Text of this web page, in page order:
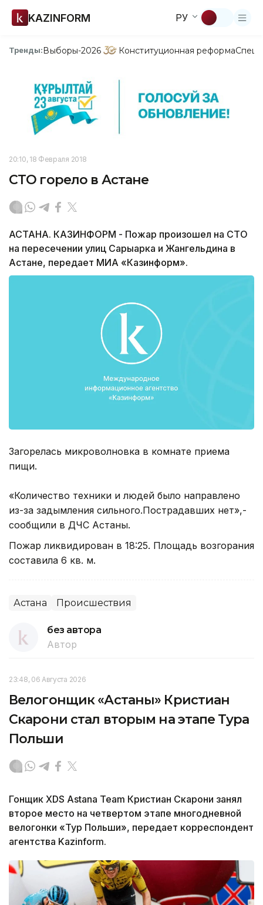
KAZINFORM РУ
Тренды:Выборы-2026 Конституционная реформа
20:10, 18 Февраля 2018
СТО горело в Астане
АСТАНА. КАЗИНФОРМ - Пожар произошел на СТО
на пересечении улиц Сарыарка и Жангельдина в
Астане, передает МИА «Казинформ».
Загорелась микроволновка в комнате приема
пищи.
«Количество техники и людей было направлено
из-за задымления сильного.Пострадавших нет»,-
сообщили в ДЧС Астаны.
Пожар ликвидирован в 18:25. Площадь возгорания
составила 6 кв. м.
Астана Происшествия
без автора
Автор
23:48, 06 Августа 2026
Велогонщик «Астаны» Кристиан
Скарони стал вторым на этапе Тура
Польши
Гонщик XDS Astana Team Кристиан Скарони занял
второе место на четвертом этапе многодневной
велогонки «Тур Польши», передает корреспондент
агентства Kazinform.